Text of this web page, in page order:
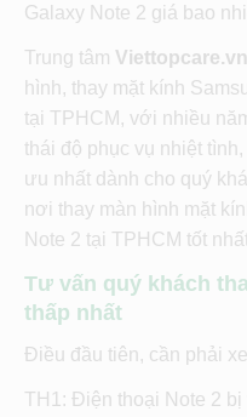
Galaxy Note 2 giá bao
Trung tâm Viettopcare.vn
hình, thay mặt kính
tại TPHCM, với nhiều
thái độ phục vụ nhiệt
ưu nhất dành cho quý
nơi thay màn hình mặt
Note 2 tại TPHCM tốt
Tư vấn quý khách
thấp nhất
Điều đầu tiên, cần phải
TH1: Điện thoại Note 2